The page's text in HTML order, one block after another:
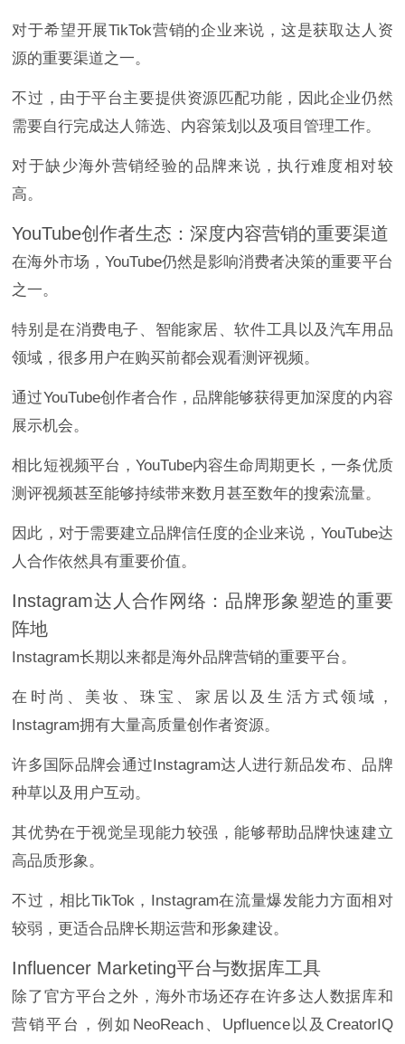
对于希望开展TikTok营销的企业来说，这是获取达人资
源的重要渠道之一。
不过，由于平台主要提供资源匹配功能，因此企业仍然
需要自行完成达人筛选、内容策划以及项目管理工作。
对于缺少海外营销经验的品牌来说，执行难度相对较
高。
YouTube创作者生态：深度内容营销的重要渠道
在海外市场，YouTube仍然是影响消费者决策的重要平台
之一。
特别是在消费电子、智能家居、软件工具以及汽车用品
领域，很多用户在购买前都会观看测评视频。
通过YouTube创作者合作，品牌能够获得更加深度的内容
展示机会。
相比短视频平台，YouTube内容生命周期更长，一条优质
测评视频甚至能够持续带来数月甚至数年的搜索流量。
因此，对于需要建立品牌信任度的企业来说，YouTube达
人合作依然具有重要价值。
Instagram达人合作网络：品牌形象塑造的重要
阵地
Instagram长期以来都是海外品牌营销的重要平台。
在时尚、美妆、珠宝、家居以及生活方式领域，
Instagram拥有大量高质量创作者资源。
许多国际品牌会通过Instagram达人进行新品发布、品牌
种草以及用户互动。
其优势在于视觉呈现能力较强，能够帮助品牌快速建立
高品质形象。
不过，相比TikTok，Instagram在流量爆发能力方面相对
较弱，更适合品牌长期运营和形象建设。
Influencer Marketing平台与数据库工具
除了官方平台之外，海外市场还存在许多达人数据库和
营销平台，例如NeoReach、Upfluence以及CreatorIQ